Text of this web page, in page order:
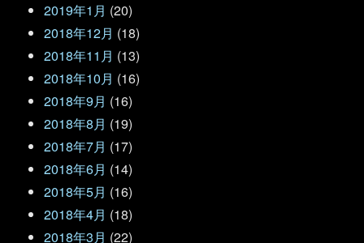
2019年1月 (20)
2018年12月 (18)
2018年11月 (13)
2018年10月 (16)
2018年9月 (16)
2018年8月 (19)
2018年7月 (17)
2018年6月 (14)
2018年5月 (16)
2018年4月 (18)
2018年3月 (22)